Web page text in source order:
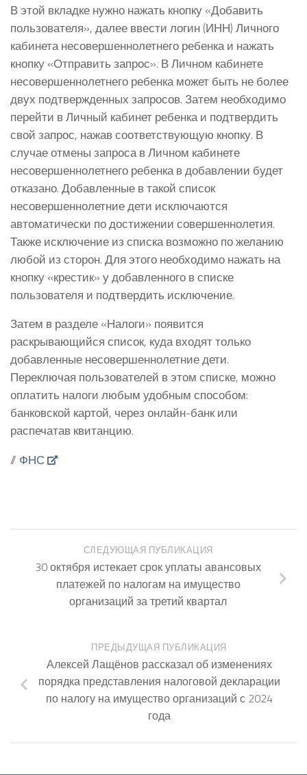
В этой вкладке нужно нажать кнопку «Добавить
пользователя», далее ввести логин (ИНН) Личного
кабинета несовершеннолетнего ребенка и нажать
кнопку «Отправить запрос». В Личном кабинете
несовершеннолетнего ребенка может быть не более
двух подтвержденных запросов. Затем необходимо
перейти в Личный кабинет ребенка и подтвердить
свой запрос, нажав соответствующую кнопку. В
случае отмены запроса в Личном кабинете
несовершеннолетнего ребенка в добавлении будет
отказано. Добавленные в такой список
несовершеннолетние дети исключаются
автоматически по достижении совершеннолетия.
Также исключение из списка возможно по желанию
любой из сторон. Для этого необходимо нажать на
кнопку «крестик» у добавленного в списке
пользователя и подтвердить исключение.
Затем в разделе «Налоги» появится
раскрывающийся список, куда входят только
добавленные несовершеннолетние дети.
Переключая пользователей в этом списке, можно
оплатить налоги любым удобным способом:
банковской картой, через онлайн-банк или
распечатав квитанцию.
// ФНС
СЛЕДУЮЩАЯ ПУБЛИКАЦИЯ
30 октября истекает срок уплаты авансовых
платежей по налогам на имущество
организаций за третий квартал
ПРЕДЫДУЩАЯ ПУБЛИКАЦИЯ
Алексей Лащёнов рассказал об изменениях
порядка представления налоговой декларации
по налогу на имущество организаций с 2024
года